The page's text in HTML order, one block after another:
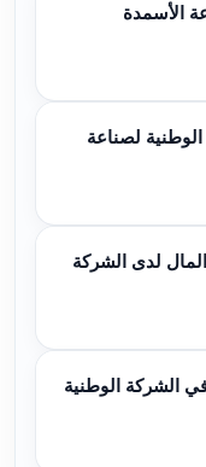
الأسمدة
لصناعة
لدى الشركة
الشركة الوطنية